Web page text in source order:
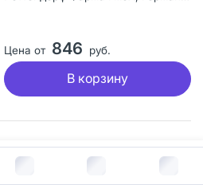
за руб.
Цена от 846 руб.
В корзину